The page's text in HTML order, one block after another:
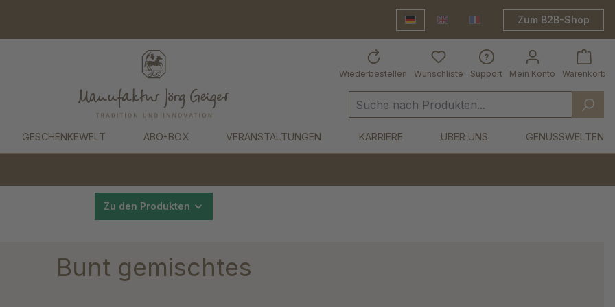
Deutsch Frankreich Shop
Zum B2B-Shop
Wiederbestellen Mein Konto
Wunschliste Support Warenkorb
GESCHENKEWELT ABO-BOX VERANSTALTUNGEN KARRIERE ÜBER UNS GENUSSWELTEN
Zu den Produkten
Bunt gemischtes